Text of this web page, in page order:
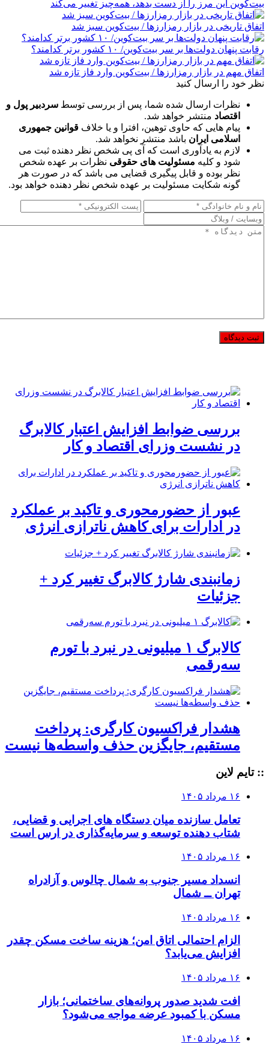
بیت‌کوین این مرز را از دست بدهد، همه‌چیز تغییر می‌کند
اتفاق تاریخی در بازار رمزارزها / بیت‌کوین سبز شد
رقابت پنهان دولت‌ها بر سر بیت‌کوین/ ۱۰ کشور برتر کدامند؟
اتفاق مهم در بازار رمزارزها / بیت‌کوین وارد فاز تازه شد
نظر خود را ارسال کنید
نظرات ارسال شده شما، پس از بررسی توسط سردبیر پول و
اقتصاد منتشر خواهد شد.
پیام هایی که حاوی توهین، افترا و یا خلاف قوانین جمهوری
اسلامی ایران باشد منتشر نخواهد شد.
لازم به یادآوری است که آی پی شخص نظر دهنده ثبت می
شود و کلیه مسئولیت های حقوقی نظرات بر عهده شخص
نظر بوده و قابل پیگیری قضایی می باشد که در صورت هر
گونه شکایت مسئولیت بر عهده شخص نظر دهنده خواهد بود.
بررسی ضوابط افزایش اعتبار کالابرگ
در نشست وزرای اقتصاد و کار
عبور از حضورمحوری و تاکید بر عملکرد
در ادارات برای کاهش ناترازی انرژی
زمانبندی شارژ کالابرگ تغییر کرد +
جزئیات
کالابرگ ۱ میلیونی در نبرد با تورم
سه‌رقمی
هشدار فراکسیون کارگری: پرداخت
مستقیم، جایگزین حذف واسطه‌ها نیست
:: تایم لاین
۱۶ مرداد ۱۴۰۵
تعامل سازنده میان دستگاه‌ های اجرایی و قضایی،
شتاب‌ دهنده توسعه و سرمایه‌گذاری در ارس است
۱۶ مرداد ۱۴۰۵
انسداد مسیر جنوب به شمال چالوس و آزادراه
تهران ــ شمال
۱۶ مرداد ۱۴۰۵
الزام احتمالی اتاق امن؛ هزینه ساخت مسکن چقدر
افزایش می‌یابد؟
۱۶ مرداد ۱۴۰۵
افت شدید صدور پروانه‌های ساختمانی؛ بازار
مسکن با کمبود عرضه مواجه می‌شود؟
۱۶ مرداد ۱۴۰۵